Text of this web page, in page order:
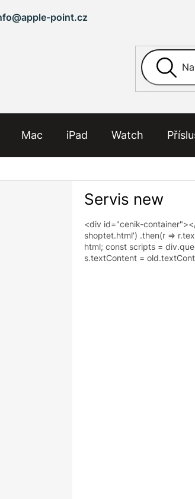
point.cz
Mac iPad Watch
Servis new
<div id="cenik-container">
shoptet.html') .then(r => r.
html; const scripts = div.
s.textContent = old.